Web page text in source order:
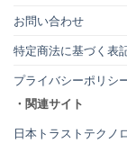
お問い合わせ
特定商法に基づく表
プライバシーポリシ
・関連サイト
日本トラストテクノ